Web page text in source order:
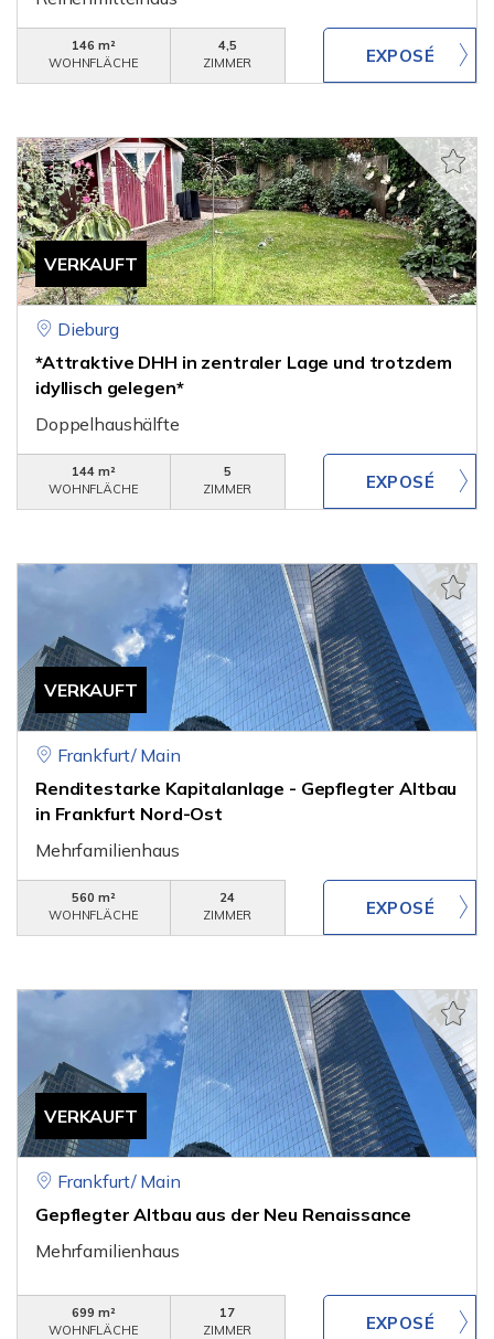
146 m²
WOHNFLÄCHE
4,5
ZIMMER
VERKAUFT
Dieburg
*Attraktive DHH in zentraler Lage und trotzdem
idyllisch gelegen*
Doppelhaushälfte
144 m²
WOHNFLÄCHE
5
ZIMMER
VERKAUFT
Frankfurt/ Main
Renditestarke Kapitalanlage - Gepflegter Altbau
in Frankfurt Nord-Ost
Mehrfamilienhaus
560 m²
WOHNFLÄCHE
24
ZIMMER
VERKAUFT
Frankfurt/ Main
Gepflegter Altbau aus der Neu Renaissance
Mehrfamilienhaus
699 m²
WOHNFLÄCHE
17
ZIMMER